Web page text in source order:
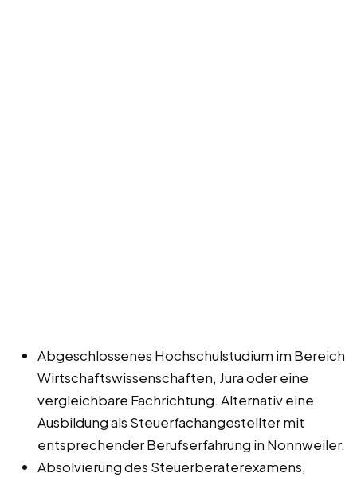
Abgeschlossenes Hochschulstudium im Bereich
Wirtschaftswissenschaften, Jura oder eine
vergleichbare Fachrichtung. Alternativ eine
Ausbildung als Steuerfachangestellter mit
entsprechender Berufserfahrung in Nonnweiler.
Absolvierung des Steuerberaterexamens,